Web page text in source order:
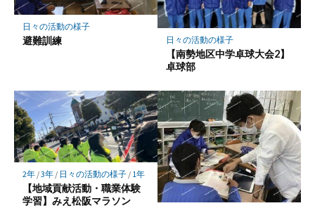
日々の活動の様子
避難訓練 日々の活動の様子
【南勢地区中学卓球大会2】
卓球部
2年/3年/ 日々の活動の様子/ 1年
【地域貢献活動・職業体験
学習】みえ松阪マラソン